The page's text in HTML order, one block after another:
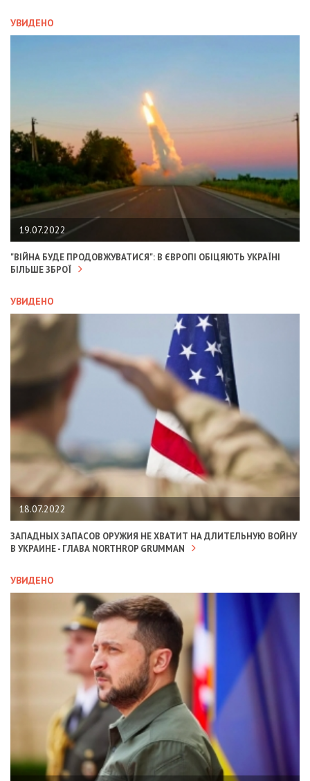
УВИДЕНО
19.07.2022
"ВІЙНА БУДЕ ПРОДОВЖУВАТИСЯ": В ЄВРОПІ ОБІЦЯЮТЬ УКРАЇНІ
БІЛЬШЕ ЗБРОЇ
УВИДЕНО
18.07.2022
ЗАПАДНЫХ ЗАПАСОВ ОРУЖИЯ НЕ ХВАТИТ НА ДЛИТЕЛЬНУЮ ВОЙНУ
В УКРАИНЕ - ГЛАВА NORTHROP GRUMMAN
УВИДЕНО